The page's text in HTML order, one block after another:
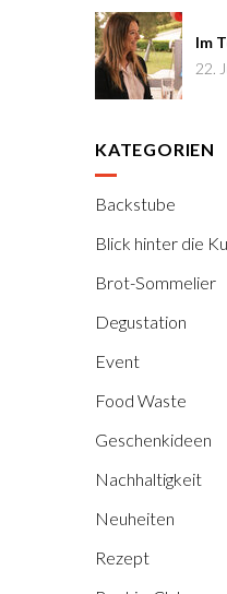
22.
KATEGORIEN
Backstube
Blick hinter die
Brot-Sommelier
Degustation
Event
Food Waste
Geschenkideen
Nachhaltigkeit
Neuheiten
Rezept